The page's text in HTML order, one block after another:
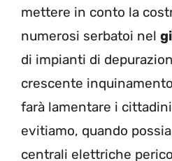
mettere in conto la
numerosi serbatoi nel
di impianti di
crescente
farà lamentare i
evitiamo, quando
centrali elettriche